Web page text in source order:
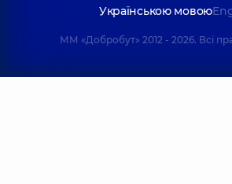
Українською мовою
ММ «Добробут» 2012 - 2026. Всі